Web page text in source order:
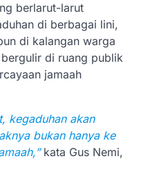
berlarut-larut
di berbagai lini,
di kalangan warga
di ruang publik
jamaah
kegaduhan akan
bukan hanya ke
kata Gus Nemi,